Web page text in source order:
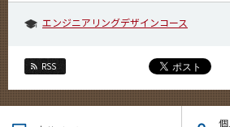
エンジニアリングデザインコース
RSS
学内向け情報
系詳細情報
CLOSE